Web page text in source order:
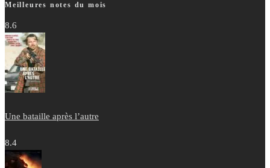
Meilleures notes du mois
8.6
Une bataille après l’autre
8.4